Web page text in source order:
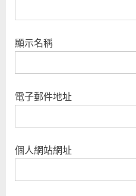
顯示名稱
電子郵件地址
個人網站網址